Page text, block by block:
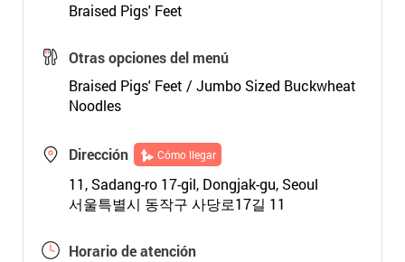
Braised Pigs' Feet
Otras opciones del menú
Braised Pigs' Feet / Jumbo Sized Buckwheat
Noodles
Dirección Cómo llegar
11, Sadang-ro 17-gil, Dongjak-gu, Seoul
서울특별시 동작구 사당로17길 11
Horario de atención